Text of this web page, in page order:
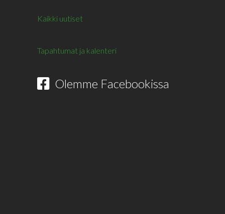
Kaikki uutiset
Tapahtumat ja kalenteri
Olemme Facebookissa